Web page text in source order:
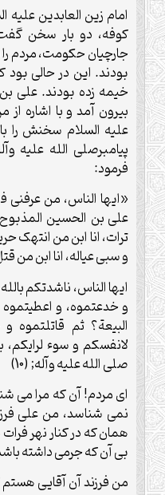
امام زین العابدین
کوفه، دو بار سخن
جارچیان حکومت، مردم را
بودند. این در حالی بود
خیمه زده بودند. علی
بیرون آمد و با اشاره
علیه السلام سخنش را
پیامبرصلی الله علیه
فرمود:
«ایها الناس، من عرفنی
علی بن الحسین
ترات، انا ابن من انتهک
و سبی عیاله، انا ابن من
ایها الناس، ناشدتکم
و خدعتموه، و
البیعة؟ ثم قاتلتموه
لانفسکم و سوء لرایکم،
صلی الله علیه وآله; (10)
ای مردم! آن که مرا می
نمی شناسد، من علی
همان که در کنار نهر
بی آن که جرمی داشته
من فرزند آن آقایی